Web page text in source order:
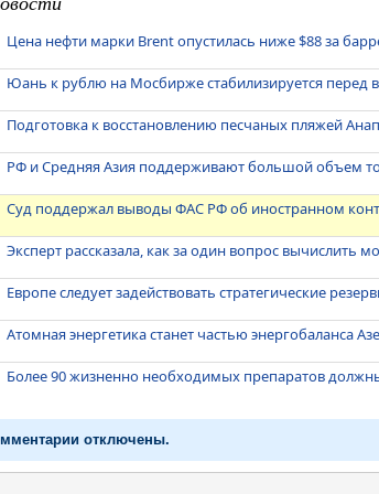
Цена нефти марки Brent опустилась ниже $88 за
Юань к рублю на Мосбирже стабилизируется перед
Подготовка к восстановлению песчаных пляжей
РФ и Средняя Азия поддерживают большой объем
Суд поддержал выводы ФАС РФ об иностранном
Эксперт рассказала, как за один вопрос вычислить
Европе следует задействовать стратегические
Атомная энергетика станет частью энергобаланса
Более 90 жизненно необходимых препаратов
отключены.